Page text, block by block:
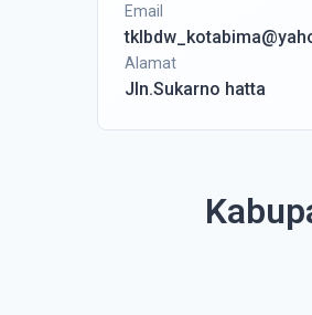
Email
Alamat
Jln.Sukarno hatta